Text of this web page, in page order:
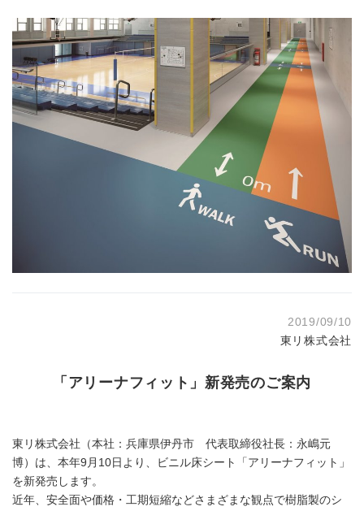
2019/09/10
東リ株式会社
「アリーナフィット」新発売のご案内
東リ株式会社（本社：兵庫県伊丹市 代表取締役社長：永嶋元
博）は、本年9月10日より、ビニル床シート「アリーナフィット」
を新発売します。
近年、安全面や価格・工期短縮などさまざまな観点で樹脂製のシ